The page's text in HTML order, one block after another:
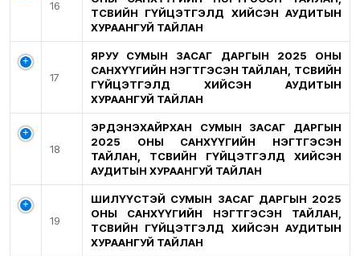
16
ТӨСВИЙН ГҮЙЦЭТГЭЛД ХИЙСЭН АУДИТЫН
ХУРААНГУЙ ТАЙЛАН
17
ЯРУУ СУМЫН ЗАСАГ ДАРГЫН 2025 ОНЫ
САНХҮҮГИЙН НЭГТГЭСЭН ТАЙЛАН, ТӨСВИЙН
ГҮЙЦЭТГЭЛД ХИЙСЭН АУДИТЫН
ХУРААНГУЙ ТАЙЛАН
18
ЭРДЭНЭХАЙРХАН СУМЫН ЗАСАГ ДАРГЫН
2025 ОНЫ САНХҮҮГИЙН НЭГТГЭСЭН
ТАЙЛАН, ТӨСВИЙН ГҮЙЦЭТГЭЛД ХИЙСЭН
АУДИТЫН ХУРААНГУЙ ТАЙЛАН
19
ШИЛҮҮСТЭЙ СУМЫН ЗАСАГ ДАРГЫН 2025
ОНЫ САНХҮҮГИЙН НЭГТГЭСЭН ТАЙЛАН,
ТӨСВИЙН ГҮЙЦЭТГЭЛД ХИЙСЭН АУДИТЫН
ХУРААНГУЙ ТАЙЛАН